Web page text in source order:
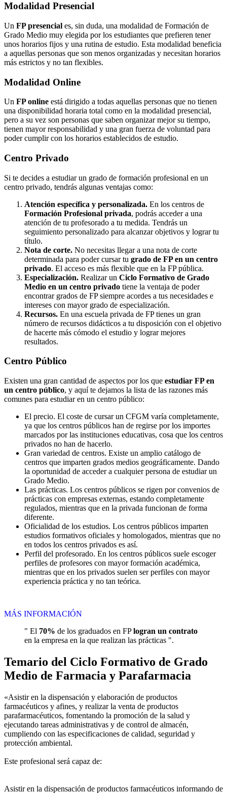
Modalidad Presencial
Un FP presencial es, sin duda, una modalidad de Formación de
Grado Medio muy elegida por los estudiantes que prefieren tener
unos horarios fijos y una rutina de estudio. Esta modalidad beneficia
a aquellas personas que son menos organizadas y necesitan horarios
más estrictos y no tan flexibles.
Modalidad Online
Un FP online está dirigido a todas aquellas personas que no tienen
una disponibilidad horaria total como en la modalidad presencial,
pero a su vez son personas que saben organizar mejor su tiempo,
tienen mayor responsabilidad y una gran fuerza de voluntad para
poder cumplir con los horarios establecidos de estudio.
Centro Privado
Si te decides a estudiar un grado de formación profesional en un
centro privado, tendrás algunas ventajas como:
Atención específica y personalizada. En los centros de
Formación Profesional privada, podrás acceder a una
atención de tu profesorado a tu medida. Tendrás un
seguimiento personalizado para alcanzar objetivos y lograr tu
título.
Nota de corte. No necesitas llegar a una nota de corte
determinada para poder cursar tu grado de FP en un centro
privado. El acceso es más flexible que en la FP pública.
Especialización. Realizar un Ciclo Formativo de Grado
Medio en un centro privado tiene la ventaja de poder
encontrar grados de FP siempre acordes a tus necesidades e
intereses con mayor grado de especialización.
Recursos. En una escuela privada de FP tienes un gran
número de recursos didácticos a tu disposición con el objetivo
de hacerte más cómodo el estudio y lograr mejores
resultados.
Centro Público
Existen una gran cantidad de aspectos por los que estudiar FP en
un centro público, y aquí te dejamos la lista de las razones más
comunes para estudiar en un centro público:
El precio. El coste de cursar un CFGM varía completamente,
ya que los centros públicos han de regirse por los importes
marcados por las instituciones educativas, cosa que los centros
privados no han de hacerlo.
Gran variedad de centros. Existe un amplio catálogo de
centros que imparten grados medios geográficamente. Dando
la oportunidad de acceder a cualquier persona de estudiar un
Grado Medio.
Las prácticas. Los centros públicos se rigen por convenios de
prácticas con empresas externas, estando completamente
regulados, mientras que en la privada funcionan de forma
diferente.
Oficialidad de los estudios. Los centros públicos imparten
estudios formativos oficiales y homologados, mientras que no
en todos los centros privados es así.
Perfil del profesorado. En los centros públicos suele escoger
perfiles de profesores con mayor formación académica,
mientras que en los privados suelen ser perfiles con mayor
experiencia práctica y no tan teórica.
MÁS INFORMACIÓN
" El 70% de los graduados en FPlogran un contrato
en la empresa en la que realizan las prácticas ".
Temario del Ciclo Formativo de Grado
Medio de Farmacia y Parafarmacia
«Asistir en la dispensación y elaboración de productos
farmacéuticos y afines, y realizar la venta de productos
parafarmacéuticos, fomentando la promoción de la salud y
ejecutando tareas administrativas y de control de almacén,
cumpliendo con las especificaciones de calidad, seguridad y
protección ambiental.
Este profesional será capaz de:
Asistir en la dispensación de productos farmacéuticos informando de